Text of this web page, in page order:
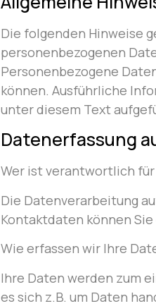
Die folgenden Hinweise
personenbezogenen
Personenbezogene
können. Ausführliche
unter diesem Text
Datenerfassung
Wer ist verantwortlich
Die Datenverarbeitung
Kontaktdaten können
Wie erfassen wir Ihre
Ihre Daten werden zum
es sich z.B. um Daten